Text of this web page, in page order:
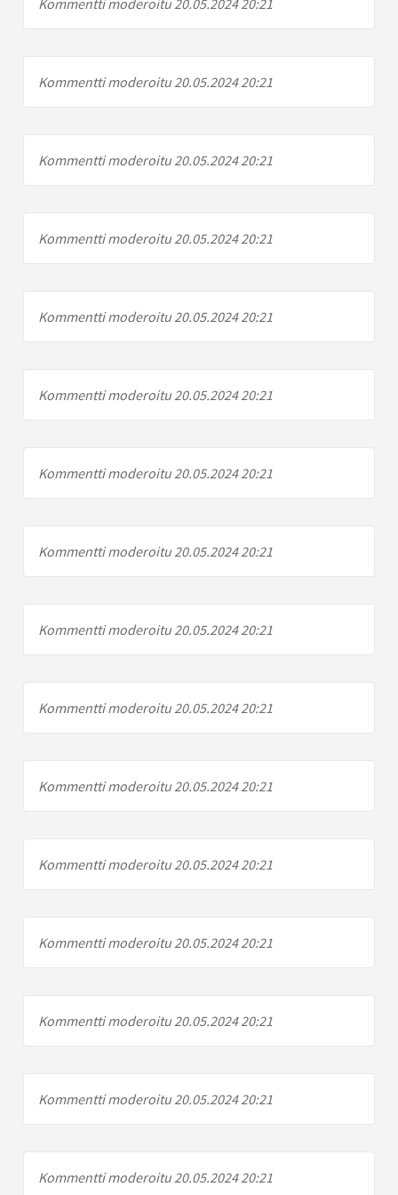
Kommentti moderoitu 20.05.2024 20:21
Kommentti moderoitu 20.05.2024 20:21
Kommentti moderoitu 20.05.2024 20:21
Kommentti moderoitu 20.05.2024 20:21
Kommentti moderoitu 20.05.2024 20:21
Kommentti moderoitu 20.05.2024 20:21
Kommentti moderoitu 20.05.2024 20:21
Kommentti moderoitu 20.05.2024 20:21
Kommentti moderoitu 20.05.2024 20:21
Kommentti moderoitu 20.05.2024 20:21
Kommentti moderoitu 20.05.2024 20:21
Kommentti moderoitu 20.05.2024 20:21
Kommentti moderoitu 20.05.2024 20:21
Kommentti moderoitu 20.05.2024 20:21
Kommentti moderoitu 20.05.2024 20:21
Kommentti moderoitu 20.05.2024 20:21